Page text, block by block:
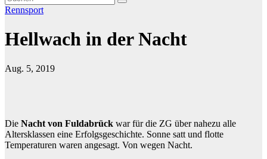
Rennsport
Hellwach in der Nacht
Aug. 5, 2019
Die Nacht von Fuldabrück war für die ZG über nahezu alle
Altersklassen eine Erfolgsgeschichte. Sonne satt und flotte
Temperaturen waren angesagt. Von wegen Nacht.